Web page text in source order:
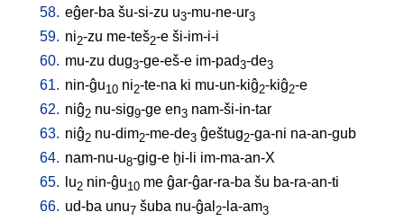
58. eĝer-ba šu-si-zu u3-mu-ne-ur3
59. ni2-zu me-teš2-e ši-im-i-i
60. mu-zu dug3-ge-eš-e im-pad3-de3
61. nin-ĝu10 ni2-te-na ki mu-un-kiĝ2-kiĝ2-e
62. niĝ2 nu-sig9-ge en3 nam-ši-in-tar
63. niĝ2 nu-dim2-me-de3 ĝeštug2-ga-ni na-an-gub
64. nam-nu-u8-gig-e ḫi-li im-ma-an-X
65.
lu2 nin-ĝu10 me ĝar-ĝar-ra-ba šu ba-ra-an-ti
66. ud-ba unu7 šuba nu-ĝal 2-la-am3